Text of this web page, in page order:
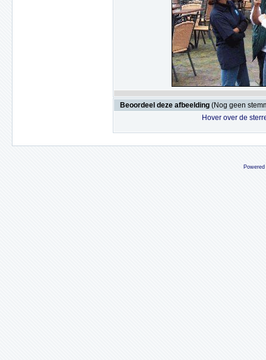
Beoordeel deze afbeelding (Nog geen
Hover over de